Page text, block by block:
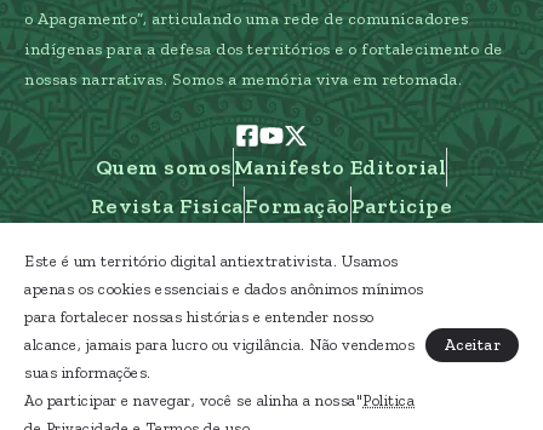
Quem somosManifesto Editorial
Revista FisicaFormaçãoParticipe
o Apagamento”, articulando uma rede de comunicadores
indígenas para a defesa dos territórios e o fortalecimento de
nossas narrativas. Somos a memória viva em retomada.
Caipora Etnomídia Indígena - Gestão Araucária
- RS Terra Indígena
Licença Creative Commons CC BY-ND 4.0
Este é um território digital antiextrativista. Usamos
apenas os cookies essenciais e dados anônimos mínimos
para fortalecer nossas histórias e entender nosso
alcance, jamais para lucro ou vigilância. Não vendemos
suas informações.
Ao participar e navegar, você se alinha a nossa"Politica
Aceitar